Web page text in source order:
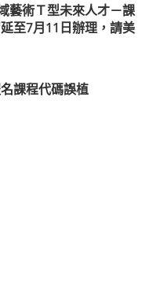
藝術Ｔ型未來人才－課
至7月11日辦理，請美
課程代碼誤植